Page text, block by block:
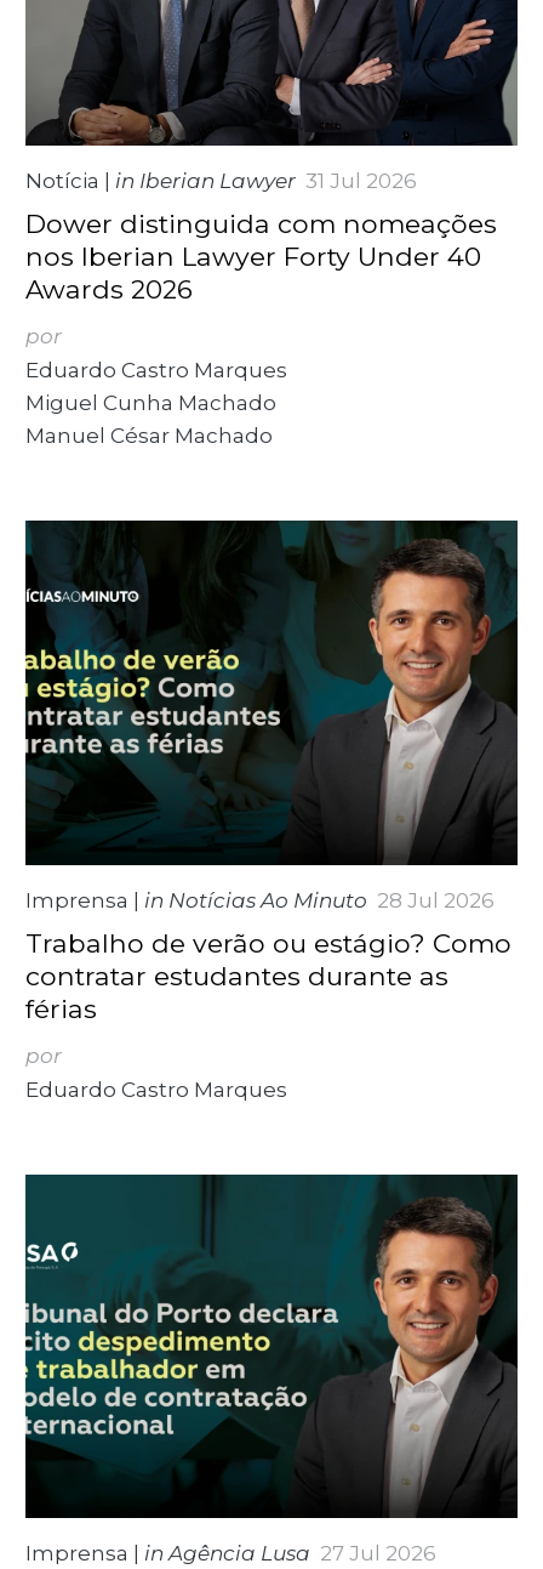
Notícia in Iberian Lawyer 31 Jul 2026
Dower distinguida com nomeações
nos Iberian Lawyer Forty Under 40
Awards 2026
por
Eduardo Castro Marques
Miguel Cunha Machado
Manuel César Machado
Imprensa | in Notícias Ao Minuto 28 Jul 2026
Trabalho de verão ou estágio? Como
contratar estudantes durante as
férias
por
Eduardo Castro Marques
Imprensa in Agência Lusa 27 Jul 2026